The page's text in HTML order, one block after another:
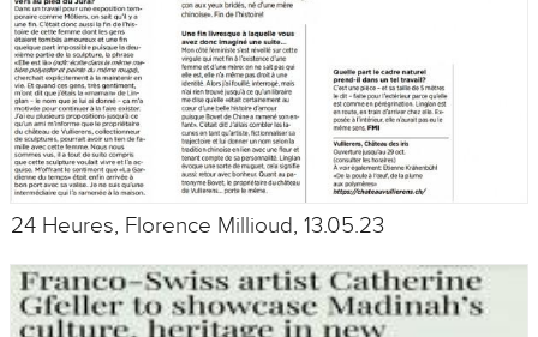
24 Heures, Florence Millioud, 13.05.23